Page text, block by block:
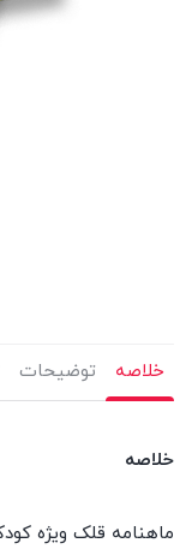
خلاصه توضیحات
خلاصه